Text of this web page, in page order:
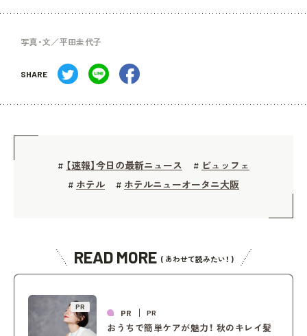
写真・文／平田圭代子
SHARE
# 【速報】今日の最新ニュース # ビュッフェ
# ホテル # ホテルニューオータニ大阪
READ MORE ( あわせて読みたい！ )
PR
PR PR
おうちで簡単ケアが魅力！ 秋のキレイ髪